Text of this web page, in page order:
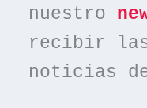
nuestro
recibir
noticias